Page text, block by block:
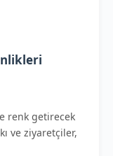
renk getirecek
ve ziyaretçiler,